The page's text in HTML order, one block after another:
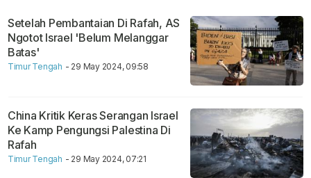
Setelah Pembantaian Di Rafah, AS
Ngotot Israel 'Belum Melanggar
Batas'
Timur Tengah - 29 May 2024, 09:58
China Kritik Keras Serangan Israel
Ke Kamp Pengungsi Palestina Di
Rafah
Timur Tengah - 29 May 2024, 07:21